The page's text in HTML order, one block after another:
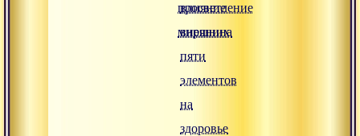
просветление
мирянина
влияние
внешних
пяти
элементов
на
здоровье